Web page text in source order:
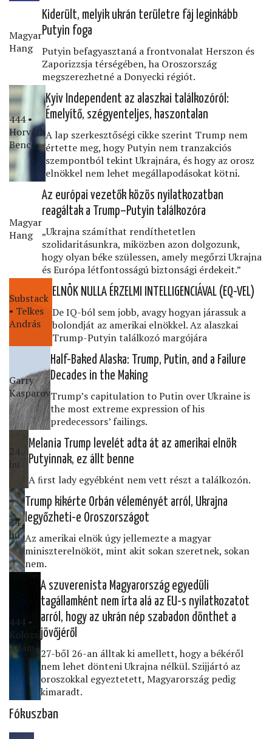
Magyar
Hang
Kiderült, melyik ukrán területre fáj leginkább
Putyin foga
Putyin befagyasztaná a frontvonalat Herszon és
Zaporizzsja térségében, ha Oroszország
megszerezhetné a Donyecki régiót.
444 •
Horváth
Bence
Kyiv Independent az alaszkai találkozóról:
Émelyítő, szégyenteljes, haszontalan
A lap szerkesztőségi cikke szerint Trump nem
értette meg, hogy Putyin nem tranzakciós
szempontból tekint Ukrajnára, és hogy az orosz
elnökkel nem lehet megállapodásokat kötni.
Magyar
Hang
Az európai vezetők közös nyilatkozatban
reagáltak a Trump–Putyin találkozóra
„Ukrajna számíthat rendíthetetlen
szolidaritásunkra, miközben azon dolgozunk,
hogy olyan béke szülessen, amely megőrzi Ukrajna
és Európa létfontosságú biztonsági érdekeit.”
Substack
• Telkes
András
ELNÖK NULLA ÉRZELMI INTELLIGENCIÁVAL (EQ-VEL)
De IQ-ból sem jobb, avagy hogyan járassuk a
bolondját az amerikai elnökkel. Az alaszkai
Trump-Putyin találkozó margójára
Garry
Kasparov
Half-Baked Alaska: Trump, Putin, and a Failure
Decades in the Making
Trump’s capitulation to Putin over Ukraine is
the most extreme expression of his
predecessors’ failings.
24․
hu
Melania Trump levelét adta át az amerikai elnök
Putyinnak, ez állt benne
A ﬁrst lady egyébként nem vett részt a találkozón.
24․
hu
Trump kikérte Orbán véleményét arról, Ukrajna
legyőzheti-e Oroszországot
Az amerikai elnök úgy jellemezte a magyar
miniszterelnököt, mint akit sokan szeretnek, sokan
nem.
444 •
Kolozsi
Ádám
A szuverenista Magyarország egyedüli
tagállamként nem írta alá az EU-s nyilatkozatot
arról, hogy az ukrán nép szabadon dönthet a
jövőjéről
27-ből 26-an álltak ki amellett, hogy a békéről
nem lehet dönteni Ukrajna nélkül. Szijjártó az
oroszokkal egyeztetett, Magyarország pedig
kimaradt.
Fókuszban